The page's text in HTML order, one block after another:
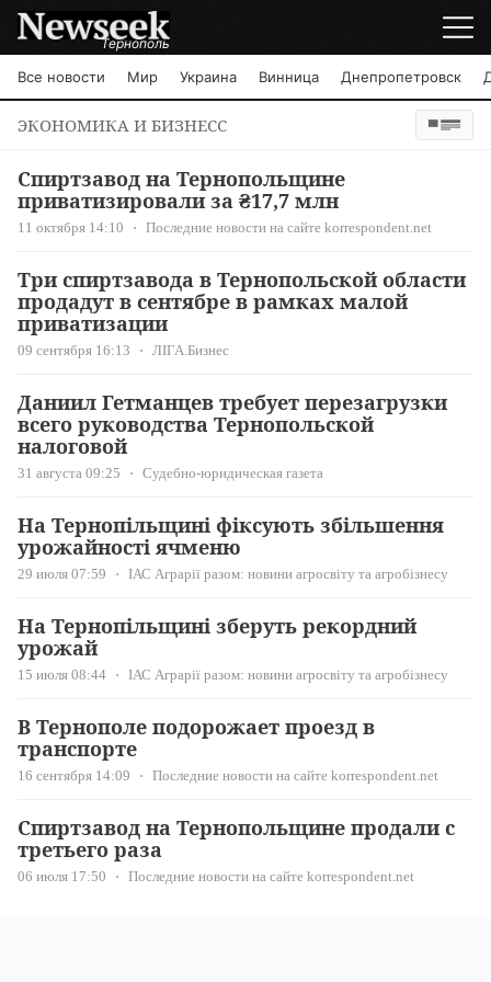
Тернополь
Все новости Мир Украина Винница Днепропетровск
ЭКОНОМИКА И БИЗНЕСС
Спиртзавод на Тернопольщине
приватизировали за ₴17,7 млн
11 октября 14:10 Последние новости на сайте korrespondent.net
Три спиртзавода в Тернопольской области
продадут в сентябре в рамках малой
приватизации
09 сентября 16:13 ЛІГА.Бизнес
Даниил Гетманцев требует перезагрузки
всего руководства Тернопольской
налоговой
31 августа 09:25 Судебно-юридическая газета
На Тернопільщині фіксують збільшення
урожайності ячменю
29 июля 07:59 ІАС Аграрії разом: новини агросвіту та агробізнесу
На Тернопільщині зберуть рекордний
урожай
15 июля 08:44 ІАС Аграрії разом: новини агросвіту та агробізнесу
В Тернополе подорожает проезд в
транспорте
16 сентября 14:09 Последние новости на сайте korrespondent.net
Спиртзавод на Тернопольщине продали с
третьего раза
06 июля 17:50 Последние новости на сайте korrespondent.net